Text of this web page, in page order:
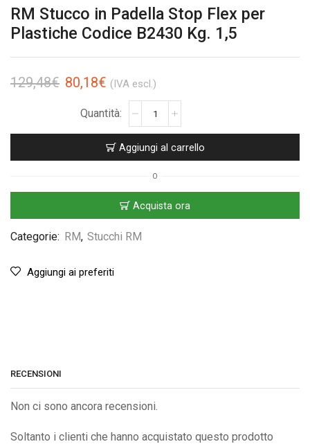
RM Stucco in Padella Stop Flex per
Plastiche Codice B2430 Kg. 1,5
129,48€ 80,18€ (IVA escl.)
Aggiungi al carrello
O
Acquista ora
Categorie: RM, Stucchi RM
Aggiungi ai preferiti
RECENSIONI
Non ci sono ancora recensioni.
Soltanto i clienti che hanno acquistato questo prodotto